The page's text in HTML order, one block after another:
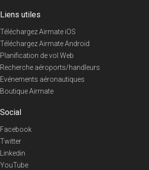
Liens utiles
Téléchargez Airmate iOS
Téléchargez Airmate Android
Planification de vol Web
Recherche aéroports/handleurs
Evénements aéronautiques
Boutique Airmate
Social
Facebook
Twitter
Linkedin
YouTube